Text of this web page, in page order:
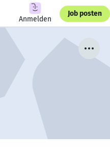
Anmelden
Job posten